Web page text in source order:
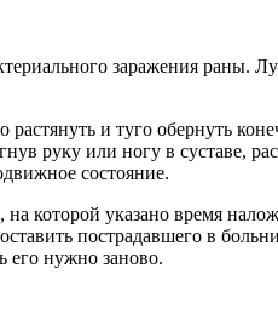
заражения раны.
и туго обернуть
руку или ногу в суставе,
состояние.
которой указано время
пострадавшего в
его нужно заново.